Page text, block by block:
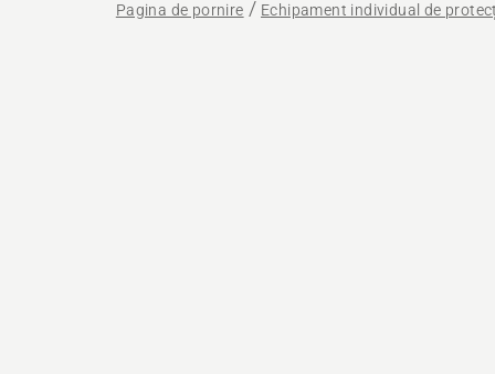
Pagina de pornire Echipament individual de